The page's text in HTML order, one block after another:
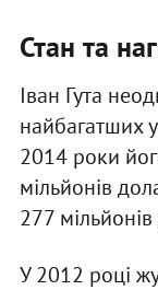
Стан та
Іван Гута
найбагатших
2014 роки
мільйонів
277
У 2012 році